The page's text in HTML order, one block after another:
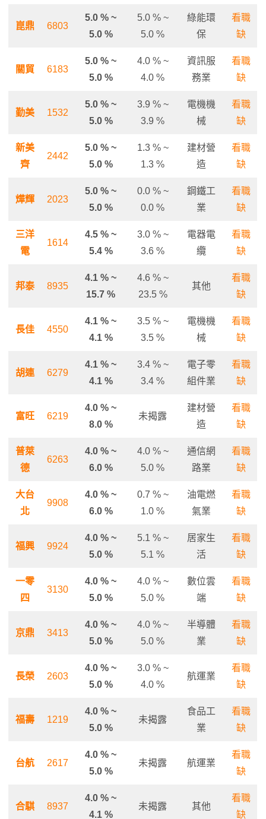
崑鼎 6803
5.0 % ~
5.0 %
5.0 % ~
5.0 %
綠能環
保
看職
缺
關貿 6183
5.0 % ~
5.0 %
4.0 % ~
4.0 %
資訊服
務業
看職
缺
勤美 1532
5.0 % ~
5.0 %
3.9 % ~
3.9 %
電機機
械
看職
缺
新美
齊
2442
5.0 % ~
5.0 %
1.3 % ~
1.3 %
建材營
造
看職
缺
燁輝 2023
5.0 % ~
5.0 %
0.0 % ~
0.0 %
鋼鐵工
業
看職
缺
三洋
電
1614
4.5 % ~
5.4 %
3.0 % ~
3.6 %
電器電
纜
看職
缺
邦泰 8935
4.1 % ~
15.7 %
4.6 % ~
23.5 %
其他
看職
缺
長佳 4550
4.1 % ~
4.1 %
3.5 % ~
3.5 %
電機機
械
看職
缺
胡連 6279
4.1 % ~
4.1 %
3.4 % ~
3.4 %
電子零
組件業
看職
缺
富旺 6219
4.0 % ~
8.0 %
未揭露
建材營
造
看職
缺
普萊
德
6263
4.0 % ~
6.0 %
4.0 % ~
5.0 %
通信網
路業
看職
缺
大台
北
9908
4.0 % ~
6.0 %
0.7 % ~
1.0 %
油電燃
氣業
看職
缺
福興 9924
4.0 % ~
5.0 %
5.1 % ~
5.1 %
居家生
活
看職
缺
一零
四
3130
4.0 % ~
5.0 %
4.0 % ~
5.0 %
數位雲
端
看職
缺
京鼎 3413
4.0 % ~
5.0 %
4.0 % ~
5.0 %
半導體
業
看職
缺
長榮 2603
4.0 % ~
5.0 %
3.0 % ~
4.0 %
航運業
看職
缺
福壽 1219
4.0 % ~
5.0 %
未揭露
食品工
業
看職
缺
台航 2617
4.0 % ~
5.0 %
未揭露 航運業
看職
缺
合騏 8937
4.0 % ~
4.1 %
未揭露 其他
看職
缺